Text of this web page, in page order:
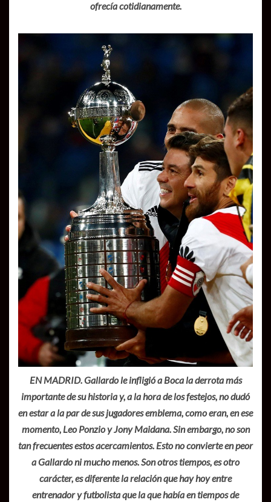
ofrecía cotidianamente.
EN MADRID. Gallardo le infligió a Boca la derrota más
importante de su historia y, a la hora de los festejos, no dudó
en estar a la par de sus jugadores emblema, como eran, en ese
momento, Leo Ponzio y Jony Maidana. Sin embargo, no son
tan frecuentes estos acercamientos. Esto no convierte en peor
a Gallardo ni mucho menos. Son otros tiempos, es otro
carácter, es diferente la relación que hay hoy entre
entrenador y futbolista que la que había en tiempos de